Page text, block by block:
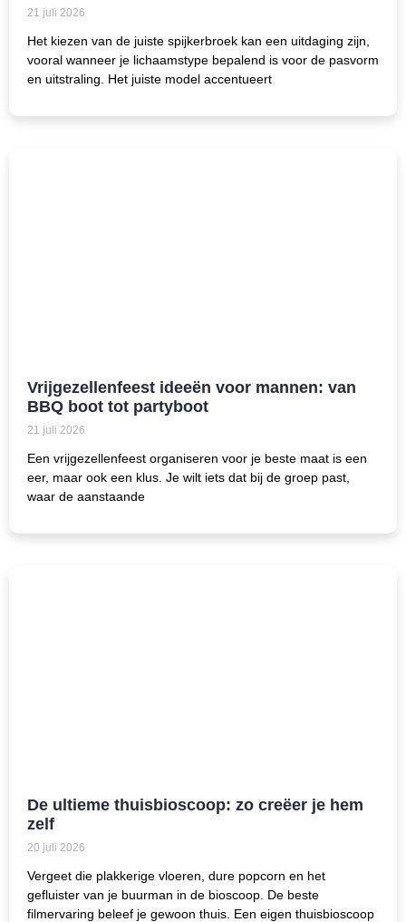
21 juli 2026
Het kiezen van de juiste spijkerbroek kan een uitdaging zijn,
vooral wanneer je lichaamstype bepalend is voor de pasvorm
en uitstraling. Het juiste model accentueert
Vrijgezellenfeest ideeën voor mannen: van
BBQ boot tot partyboot
21 juli 2026
Een vrijgezellenfeest organiseren voor je beste maat is een
eer, maar ook een klus. Je wilt iets dat bij de groep past,
waar de aanstaande
De ultieme thuisbioscoop: zo creëer je hem
zelf
20 juli 2026
Vergeet die plakkerige vloeren, dure popcorn en het
gefluister van je buurman in de bioscoop. De beste
filmervaring beleef je gewoon thuis. Een eigen thuisbioscoop